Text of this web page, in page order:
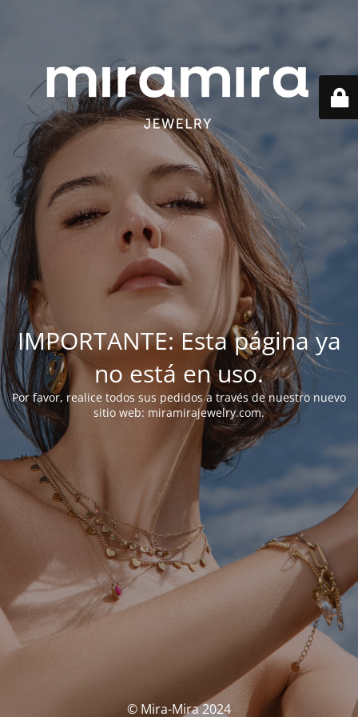
IMPORTANTE: Esta página ya
no está en uso.
Por favor, realice todos sus pedidos a través de nuestro nuevo
sitio web: miramirajewelry.com.
© Mira-Mira 2024